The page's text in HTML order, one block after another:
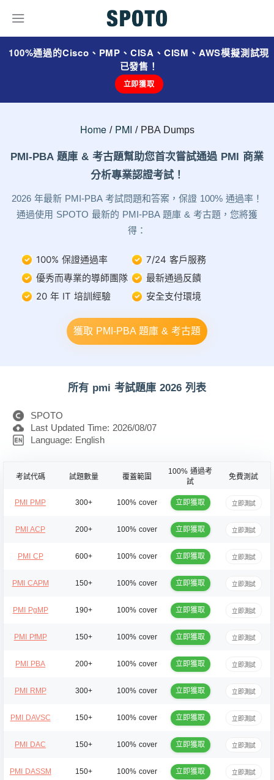
100%通過的Cisco、PMP、CISA、CISM、AWS模擬測試現
已發售！
立即獲取
Home PMI PBA Dumps
PMI-PBA 題庫 & 考古題幫助您首次嘗試通過 PMI 商業
分析專業認證考試！
2026 年最新 PMI-PBA 考試問題和答案，保證 100% 通過率！
通過使用 SPOTO 最新的 PMI-PBA 題庫 & 考古題，您將獲
得：
100% 保證通過率
優秀而專業的導師團隊
20 年 IT 培訓經驗
7/24 客戶服務
最新通過反饋
安全支付環境
獲取 PMI-PBA 題庫 & 考古題
所有 pmi 考試題庫 2026 列表
SPOTO
Last Updated Time: 2026/08/07
Language: English
考試代碼 試題數量 覆蓋範圍
100% 通過考
試
免費測試
PMI PMP 300+ 100% cover 立即獲取 立即測試
PMI ACP 200+ 100% cover 立即獲取 立即測試
PMI CP 600+ 100% cover 立即獲取 立即測試
PMI CAPM 150+ 100% cover 立即獲取 立即測試
PMI PgMP 190+ 100% cover 立即獲取 立即測試
PMI PfMP 150+ 100% cover 立即獲取 立即測試
PMI PBA 200+ 100% cover 立即獲取 立即測試
PMI RMP 300+ 100% cover 立即獲取 立即測試
PMI DAVSC 150+ 100% cover 立即獲取 立即測試
PMI DAC 150+ 100% cover 立即獲取 立即測試
PMI DASSM 150+ 100% cover 立即獲取 立即測試